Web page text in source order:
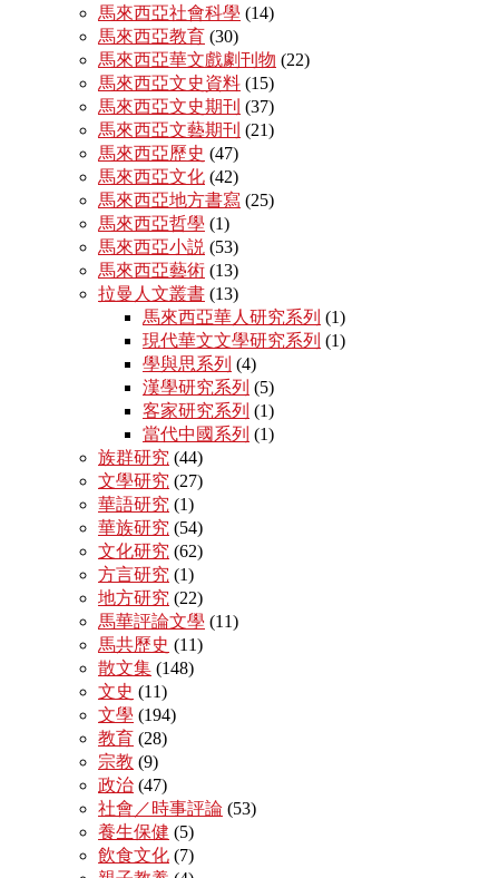
馬來西亞社會科學 (14)
馬來西亞教育 (30)
馬來西亞華文戲劇刊物 (22)
馬來西亞文史資料 (15)
馬來西亞文史期刊 (37)
馬來西亞文藝期刊 (21)
馬來西亞歷史 (47)
馬來西亞文化 (42)
馬來西亞地方書寫 (25)
馬來西亞哲學 (1)
馬來西亞小説 (53)
馬來西亞藝術 (13)
拉曼人文叢書 (13)
馬來西亞華人研究系列 (1)
現代華文文學研究系列 (1)
學與思系列 (4)
漢學研究系列 (5)
客家研究系列 (1)
當代中國系列 (1)
族群研究 (44)
文學研究 (27)
華語研究 (1)
華族研究 (54)
文化研究 (62)
方言研究 (1)
地方研究 (22)
馬華評論文學 (11)
馬共歷史 (11)
散文集 (148)
文史 (11)
文學 (194)
教育 (28)
宗教 (9)
政治 (47)
社會／時事評論 (53)
養生保健 (5)
飲食文化 (7)